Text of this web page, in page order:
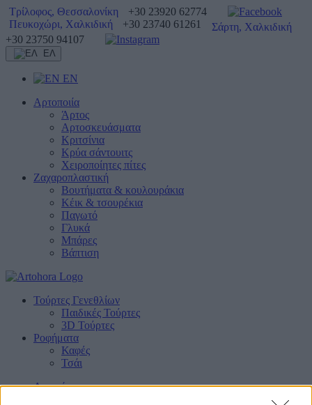
Τρίλοφος, Θεσσαλονίκη
+30 23920 62774
Πευκοχώρι, Χαλκιδική
+30 23740 61261
Σάρτη, Χαλκιδική
+30 23750 94107
ΕΛ
EN
Αρτοποιία
Άρτος
Αρτοσκευάσματα
Κριτσίνια
Κρύα σάντουιτς
Χειροποίητες πίτες
Ζαχαροπλαστική
Βουτήματα & κουλουράκια
Κέικ & τσουρέκια
Παγωτό
Γλυκά
Μπάρες
Βάπτιση
Τούρτες Γενεθλίων
Παιδικές Τούρτες
3D Τούρτες
Ροφήματα
Καφές
Τσάι
Αρχική